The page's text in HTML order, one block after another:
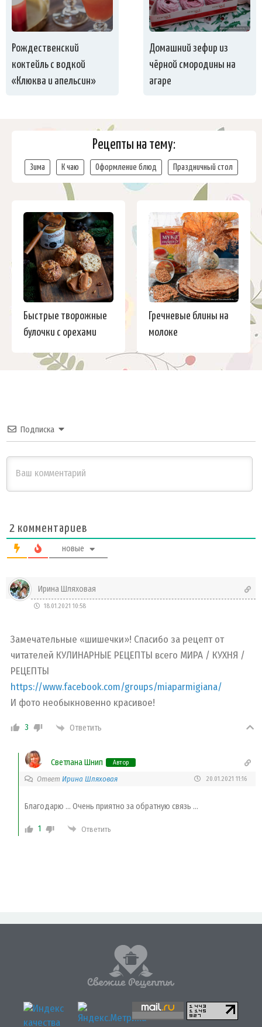
Рождественский
коктейль с водкой
«Клюква и апельсин»
Домашний зефир из
чёрной смородины на
агаре
Рецепты на тему:
Зима К чаю Оформление блюд Праздничный стол
Быстрые творожные
булочки с орехами
Гречневые блины на
молоке
Подписка
2 комментариев
новые
Ирина Шляховая
18.01.2021 10:58
Замечательные «шишечки»! Спасибо за рецепт от
читателей КУЛИНАРНЫЕ РЕЦЕПТЫ всего МИРА / КУХНЯ /
РЕЦЕПТЫ
https://www.facebook.com/groups/miaparmigiana/
И фото необыкновенно красивое!
3 Ответить
Светлана Шнип Автор
Ответ Ирина Шляховая 20.01.2021 11:16
Благодарю … Очень приятно за обратную связь …
1 Ответить